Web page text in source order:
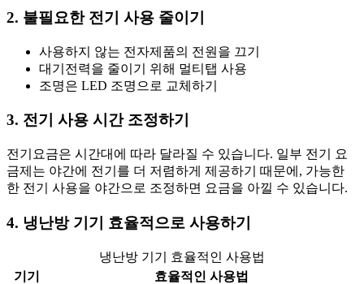
2. 불필요한 전기 사용 줄이기
사용하지 않는 전자제품의 전원을 끄기
대기전력을 줄이기 위해 멀티탭 사용
조명은 LED 조명으로 교체하기
3. 전기 사용 시간 조정하기
전기요금은 시간대에 따라 달라질 수 있습니다. 일부 전기 요
금제는 야간에 전기를 더 저렴하게 제공하기 때문에, 가능한
한 전기 사용을 야간으로 조정하면 요금을 아낄 수 있습니다.
4. 냉난방 기기 효율적으로 사용하기
냉난방 기기 효율적인 사용법
기기
효율적인 사용법